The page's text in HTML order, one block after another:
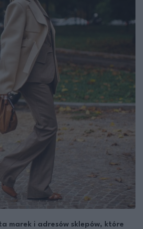
marek i adresów sklepów, które